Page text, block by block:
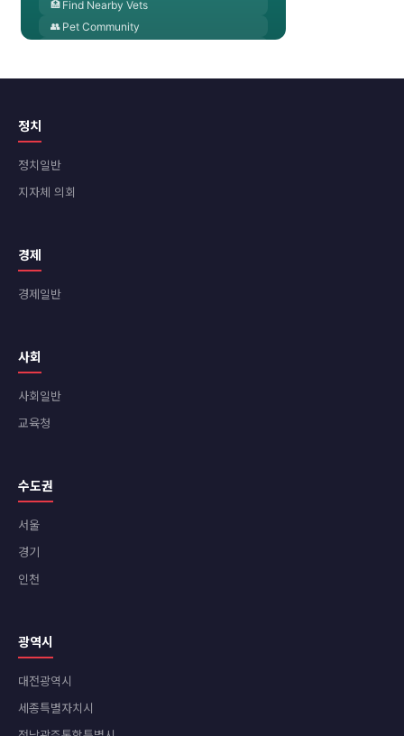
정치
정치일반
지자체 의회
경제
경제일반
사회
사회일반
교육청
수도권
서울
경기
인천
광역시
대전광역시
세종특별자치시